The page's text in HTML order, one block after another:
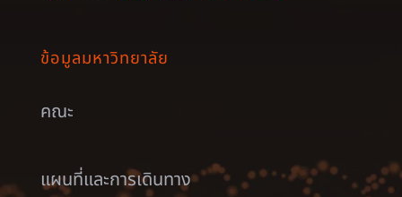
ข้อมูลมหาวิทยาลัย
คณะ
แผนที่และการเดินทาง